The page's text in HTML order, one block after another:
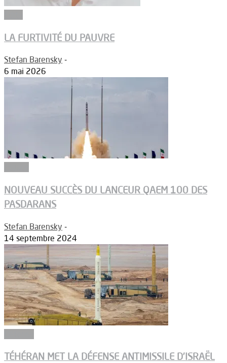
LA FURTIVITÉ DU PAUVRE
Stefan Barensky -
6 mai 2026
NOUVEAU SUCCÈS DU LANCEUR QAEM 100 DES
PASDARANS
Stefan Barensky -
14 septembre 2024
TÉHÉRAN MET LA DÉFENSE ANTIMISSILE D’ISRAËL